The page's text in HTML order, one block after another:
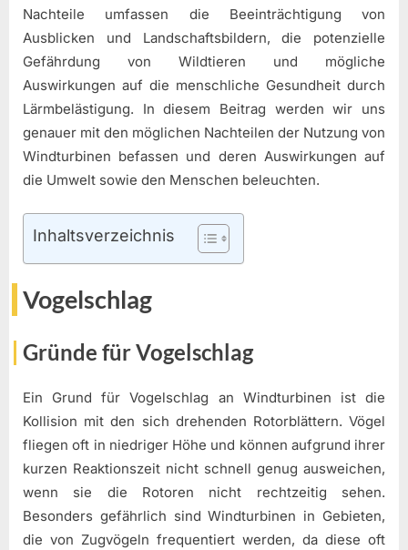
Nachteile umfassen die Beeinträchtigung von
Ausblicken und Landschaftsbildern, die potenzielle
Gefährdung von Wildtieren und mögliche
Auswirkungen auf die menschliche Gesundheit durch
Lärmbelästigung. In diesem Beitrag werden wir uns
genauer mit den möglichen Nachteilen der Nutzung von
Windturbinen befassen und deren Auswirkungen auf
die Umwelt sowie den Menschen beleuchten.
Inhaltsverzeichnis
Vogelschlag
Gründe für Vogelschlag
Ein Grund für Vogelschlag an Windturbinen ist die
Kollision mit den sich drehenden Rotorblättern. Vögel
fliegen oft in niedriger Höhe und können aufgrund ihrer
kurzen Reaktionszeit nicht schnell genug ausweichen,
wenn sie die Rotoren nicht rechtzeitig sehen.
Besonders gefährlich sind Windturbinen in Gebieten,
die von Zugvögeln frequentiert werden, da diese oft